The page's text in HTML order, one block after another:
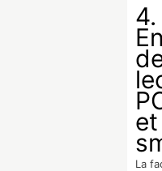
4.
et
La